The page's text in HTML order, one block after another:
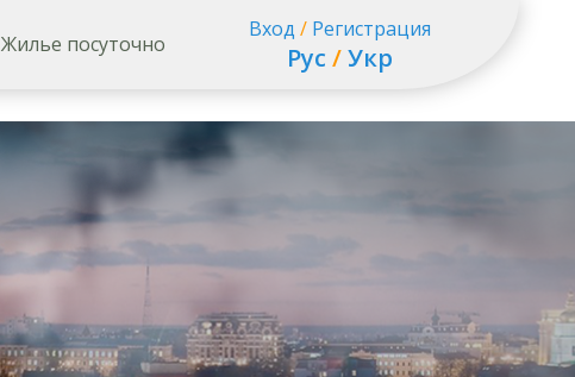
Жилье посуточно
Вход / Регистрация
Рус /Укр